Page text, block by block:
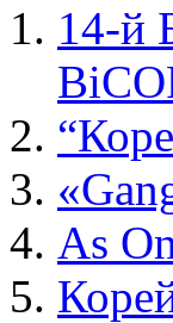
14-й
As